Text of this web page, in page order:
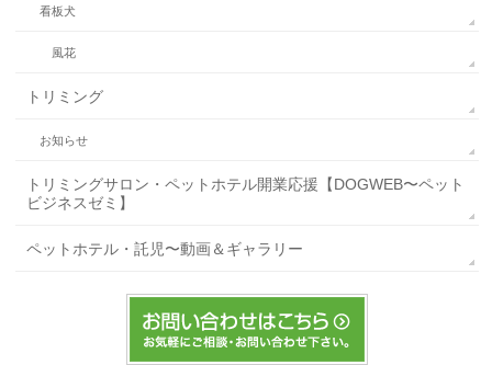
看板犬
風花
トリミング
お知らせ
トリミングサロン・ペットホテル開業応援【DOGWEB〜ペット
ビジネスゼミ】
ペットホテル・託児〜動画＆ギャラリー